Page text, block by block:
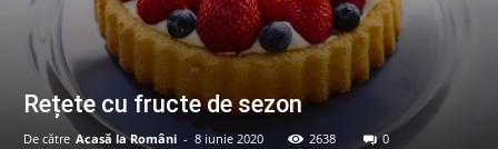
Rețete cu fructe de sezon
De către Acasă la Români - 8 iunie 2020 2638 0